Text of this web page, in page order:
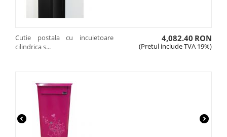
Cutie postala cu incuietoare
cilindrica s...
4,082.40 RON
(Pretul include TVA 19%)